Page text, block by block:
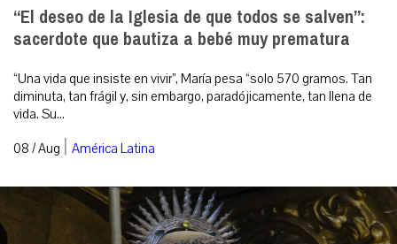
“El deseo de la Iglesia de que todos se salven”:
sacerdote que bautiza a bebé muy prematura
“Una vida que insiste en vivir”, María pesa “solo 570 gramos. Tan
diminuta, tan frágil y, sin embargo, paradójicamente, tan llena de
vida. Su...
08 / Aug | América Latina